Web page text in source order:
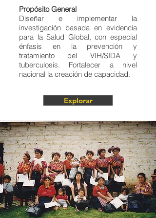
Propósito General
Diseñar e implementar la
investigación basada en evidencia
para la Salud Global, con especial
énfasis en la prevención y
tratamiento del VIH/SIDA y
tuberculosis. Fortalecer a nivel
nacional la creación de capacidad.
Explorar